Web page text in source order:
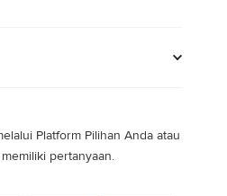
Platform Pilihan Anda atau
pertanyaan.